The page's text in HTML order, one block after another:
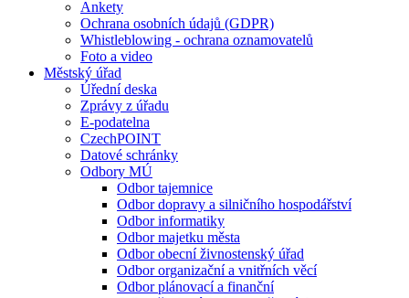
Ankety
Ochrana osobních údajů (GDPR)
Whistleblowing - ochrana oznamovatelů
Foto a video
Městský úřad
Úřední deska
Zprávy z úřadu
E-podatelna
CzechPOINT
Datové schránky
Odbory MÚ
Odbor tajemnice
Odbor dopravy a silničního hospodářství
Odbor informatiky
Odbor majetku města
Odbor obecní živnostenský úřad
Odbor organizační a vnitřních věcí
Odbor plánovací a finanční